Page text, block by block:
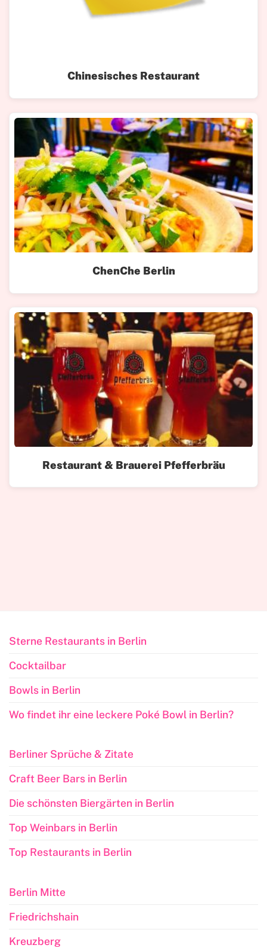
Chinesisches Restaurant
ChenChe Berlin
Restaurant & Brauerei Pfefferbräu
Sterne Restaurants in Berlin
Cocktailbar
Bowls in Berlin
Wo findet ihr eine leckere Poké Bowl in Berlin?
Berliner Sprüche & Zitate
Craft Beer Bars in Berlin
Die schönsten Biergärten in Berlin
Top Weinbars in Berlin
Top Restaurants in Berlin
Berlin Mitte
Friedrichshain
Kreuzberg